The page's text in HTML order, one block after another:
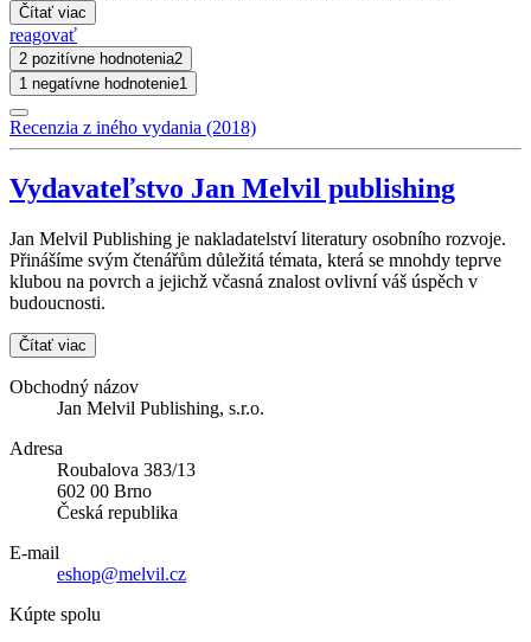
Čítať viac
reagovať
2 pozitívne hodnotenia2
1 negatívne hodnotenie1
Recenzia z iného vydania (2018)
Vydavateľstvo Jan Melvil publishing
Jan Melvil Publishing je nakladatelství literatury osobního rozvoje.
Přinášíme svým čtenářům důležitá témata, která se mnohdy teprve
klubou na povrch a jejichž včasná znalost ovlivní váš úspěch v
budoucnosti.
Čítať viac
Obchodný názov
Jan Melvil Publishing, s.r.o.
Adresa
Roubalova 383/13
602 00 Brno
Česká republika
E-mail
eshop@melvil.cz
Kúpte spolu